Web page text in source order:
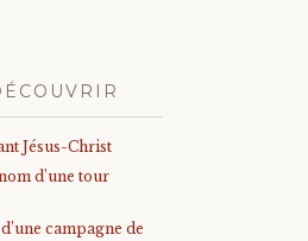
Jésus-Christ
d’une tour
campagne de